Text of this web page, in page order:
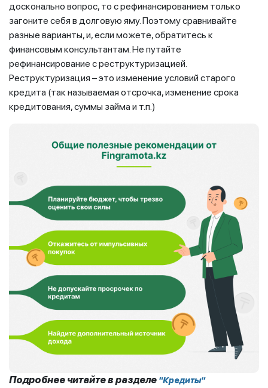
досконально вопрос, то с рефинансированием только
загоните себя в долговую яму. Поэтому сравнивайте
разные варианты, и, если можете, обратитесь к
финансовым консультантам. Не путайте
рефинансирование с реструктуризацией.
Реструктуризация – это изменение условий старого
кредита (так называемая отсрочка, изменение срока
кредитования, суммы займа и т.п.)
Подробнее читайте в разделе "Кредиты"